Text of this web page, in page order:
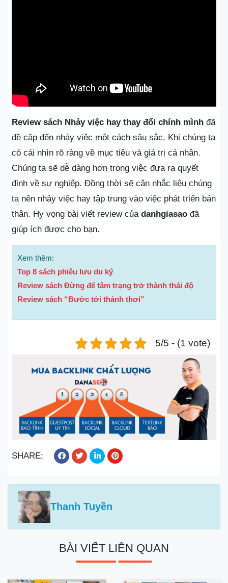
Review sách Nhảy việc hay thay đổi chính mình đã
đề cập đến nhảy việc một cách sâu sắc. Khi chúng ta
có cái nhìn rõ ràng về mục tiêu và giá trị cá nhân.
Chúng ta sẽ dễ dàng hơn trong việc đưa ra quyết
định về sự nghiệp. Đồng thời sẽ cân nhắc liệu chúng
ta nên nhảy việc hay tập trung vào việc phát triển bản
thân. Hy vọng bài viết review của danhgiasao đã
giúp ích được cho bạn.
Xem thêm:
Top 8 sách phiêu lưu du ký
Review sách Đừng để tâm trạng trở thành thái độ
Review sách “Bước tới thảnh thơi”
5/5 - (1 vote)
SHARE:
Thanh Tuyền
BÀI VIẾT LIÊN QUAN